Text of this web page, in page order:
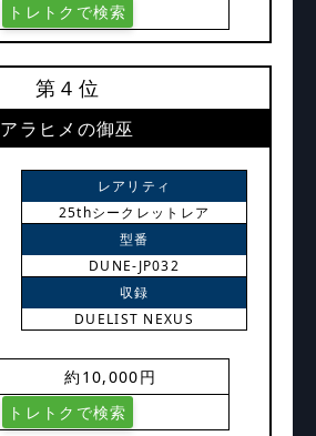
トレトクで検索
第４位
アラヒメの御巫
レアリティ
25thシークレットレア
型番
DUNE-JP032
収録
DUELIST NEXUS
約10,000円
トレトクで検索